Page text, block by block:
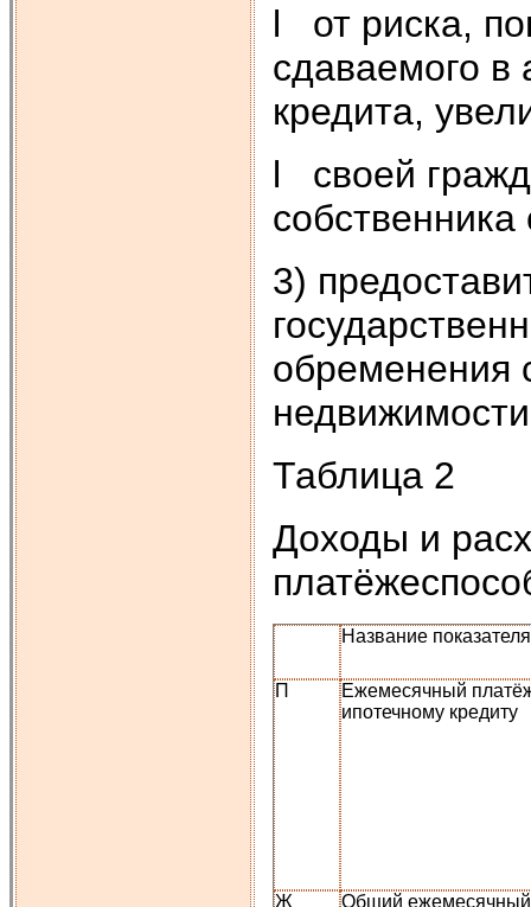
l от риска,
сдаваемого
кредита,
l своей
3)
обременения
Таблица 2
Доходы и
Название показателя
П
Ежемесячный
ипотечному кредиту
Ж Общий ежемесячный